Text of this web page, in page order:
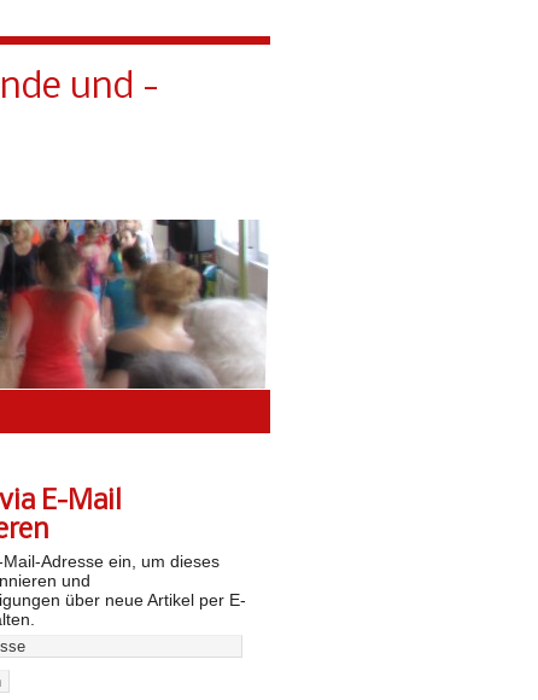
und -
E-Mail
Adresse ein, um dieses
und
über neue Artikel per E-